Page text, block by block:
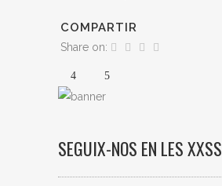
COMPARTIR
Share on:
SEGUIX-NOS EN LES XXSS